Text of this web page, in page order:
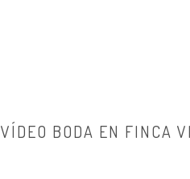
VÍDEO BODA EN FINCA